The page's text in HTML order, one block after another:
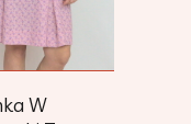
Add To Cart
W